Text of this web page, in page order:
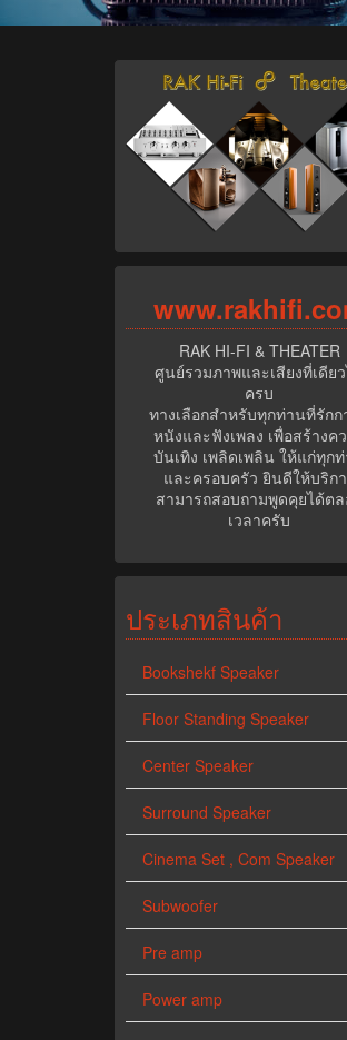
www.rak
RAK HI-FI & THEATER
ศูนย์รวมภาพและเสียงที่เดีย
ครบ
ทางเลือกสำหรับทุกท่านที่รักก
หนังและฟังเพลง เพื่อสร้างค
บันเทิง เพลิดเพลิน ให้แก่ทุก
และครอบครัว ยินดีให้บริก
สามารถสอบถามพูดคุยได้ต
เวลาครับ
ประเภทสินค้า
Bookshekf Speaker
Floor Standing Speaker
Center Speaker
Surround Speaker
Cinema Set , Com Speaker
Subwoofer
Pre amp
Power amp